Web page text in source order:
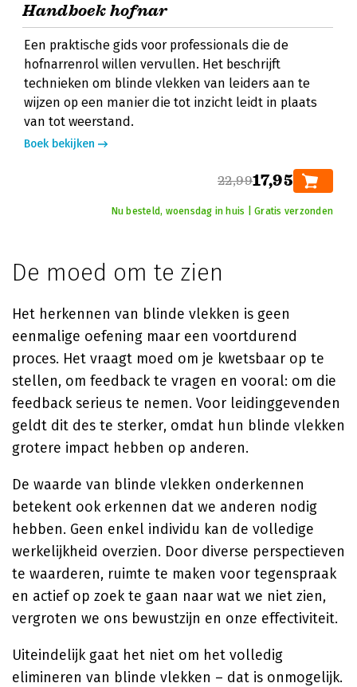
Handboek hofnar
Een praktische gids voor professionals die de
hofnarrenrol willen vervullen. Het beschrijft
technieken om blinde vlekken van leiders aan te
wijzen op een manier die tot inzicht leidt in plaats
van tot weerstand.
Boek bekijken
22,9917,95
Nu besteld, woensdag in huis | Gratis verzonden
De moed om te zien
Het herkennen van blinde vlekken is geen
eenmalige oefening maar een voortdurend
proces. Het vraagt moed om je kwetsbaar op te
stellen, om feedback te vragen en vooral: om die
feedback serieus te nemen. Voor leidinggevenden
geldt dit des te sterker, omdat hun blinde vlekken
grotere impact hebben op anderen.
De waarde van blinde vlekken onderkennen
betekent ook erkennen dat we anderen nodig
hebben. Geen enkel individu kan de volledige
werkelijkheid overzien. Door diverse perspectieven
te waarderen, ruimte te maken voor tegenspraak
en actief op zoek te gaan naar wat we niet zien,
vergroten we ons bewustzijn en onze effectiviteit.
Uiteindelijk gaat het niet om het volledig
elimineren van blinde vlekken – dat is onmogelijk.